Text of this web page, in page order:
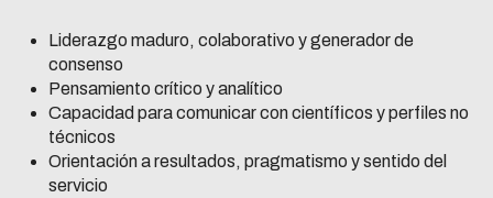
Liderazgo maduro, colaborativo y generador de
consenso
Pensamiento crítico y analítico
Capacidad para comunicar con científicos y perfiles no
técnicos
Orientación a resultados, pragmatismo y sentido del
servicio